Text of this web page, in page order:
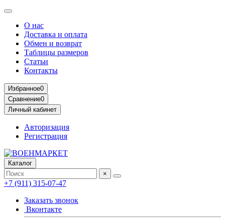
О нас
Доставка и оплата
Обмен и возврат
Таблицы размеров
Статьи
Контакты
Избранное0
Сравнение0
Личный кабинет
Авторизация
Регистрация
Каталог
×
+7 (911) 315-07-47
Заказать звонок
Вконтакте